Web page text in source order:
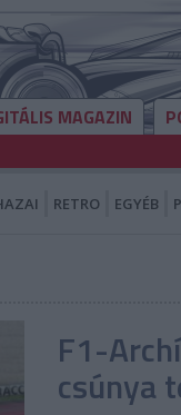
MAGAZIN
RETRO EGYÉB
F1-
csúnya